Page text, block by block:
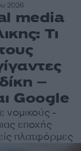
2026
media
Τι
–
Google
-
εποχής
πλατφόρμες